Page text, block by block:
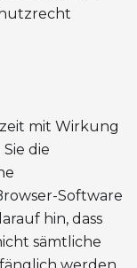
mit Wirkung
die
Software
hin, dass
sämtliche